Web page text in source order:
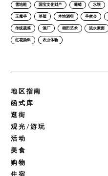
雪地鞋 国宝文化财产 葡萄 水坝
玉魔芋 草莓 本地酒窖 芋煮会
传统蔬菜 酒厂 稻田艺术 流水素面
红花染料 农业体验
地区指南
函式库
逛街
观光/游玩
活动
美食
购物
住宿